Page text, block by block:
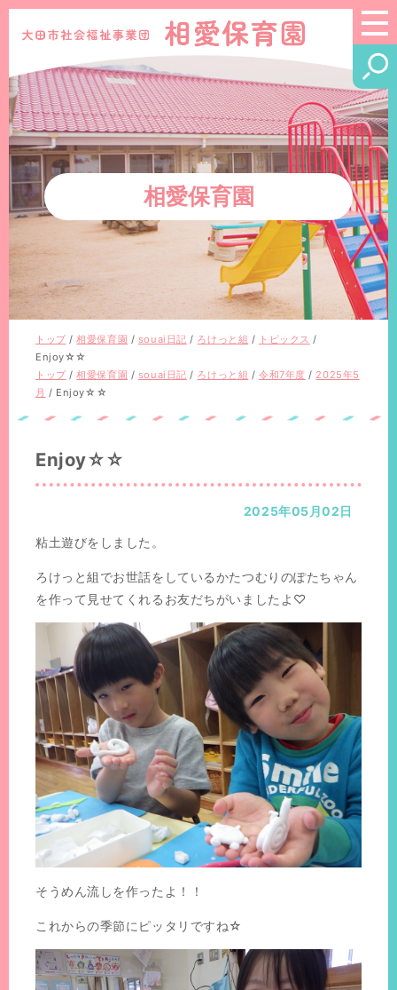
このページの本文へ
相愛保育園
現
在
の
位
トップ /相愛保育園 / souai日記 / ろけっと組 / トピックス /
Enjoy☆☆
現
在
トップ /相愛保育園 / souai日記 / ろけっと組 / 令和7年度 / 2025年5
月 / Enjoy☆☆
Enjoy☆☆
2025年05月02日
粘土遊びをしました。
ろけっと組でお世話をしているかたつむりのぽたちゃん
を作って見せてくれるお友だちがいましたよ♡
そうめん流しを作ったよ！！
これからの季節にピッタリですね☆